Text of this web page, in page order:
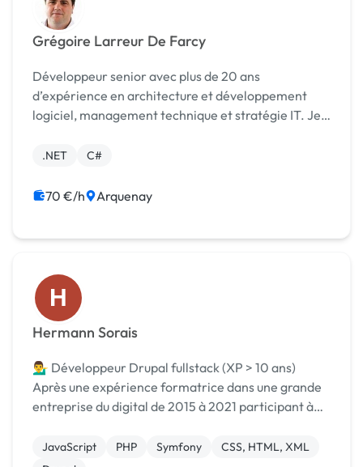
Grégoire Larreur De Farcy
Développeur senior avec plus de 20 ans
d’expérience en architecture et développement
logiciel, management technique et stratégie IT. Je
Core, Blazor
.NET C#
70 €/h Arquenay
H
Hermann Sorais
💁‍♂️ Développeur Drupal fullstack (XP > 10 ans)
Après une expérience formatrice dans une grande
entreprise du digital de 2015 à 2021 participant à
comptes, j'opère désormais en tant que
JavaScript PHP Symfony
CSS, HTML, XML